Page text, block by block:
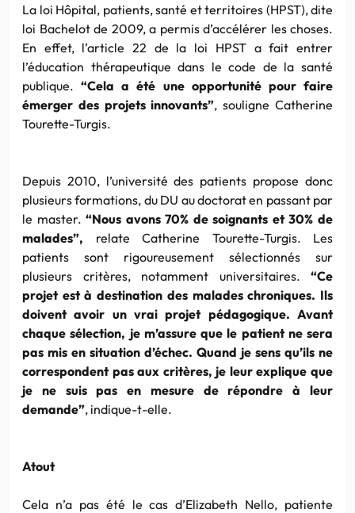
La loi Hôpital, patients, santé et territoires (HPST), dite
loi Bachelotde 2009, a permis d’accélérer les choses.
En effet, l’article 22 de la loi HPSTa fait entrer
l’éducation thérapeutique dans le code de la santé
publique.“Cela a été une opportunité pour faire
émerger des projetsinnovants”, souligneCatherine
Tourette-Turgis.
Depuis 2010, l’université des patients propose donc
plusieurs formations, du DU au doctorat en passant par
le master.“Nous avons 70% de soignants et 30% de
malades”, relate Catherine Tourette-Turgis. Les
patients sont rigoureusement sélectionnés sur
plusieurs critères, notamment universitaires. “Ce
projet est à destination des malades chroniques. Ils
doivent avoir un vrai projet pédagogique. Avant
chaque sélection, je m’assure que le patient ne sera
pas mis en situation d’échec. Quand je sens qu’ils ne
correspondent pas aux critères, je leur explique que
je ne suis pas en mesure de répondre à leur
demande”, indique-t-elle.
Atout
Cela n’a pas été le casd’Elizabeth Nello, patiente